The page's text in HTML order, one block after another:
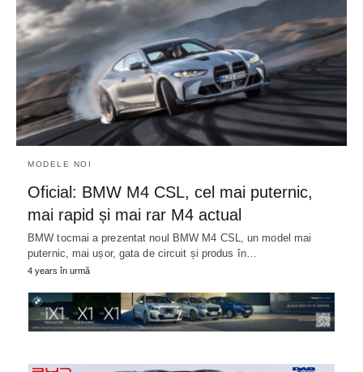
MODELE NOI
Oficial: BMW M4 CSL, cel mai puternic,
mai rapid și mai rar M4 actual
BMW tocmai a prezentat noul BMW M4 CSL, un model mai
puternic, mai ușor, gata de circuit și produs în…
4 years în urmă